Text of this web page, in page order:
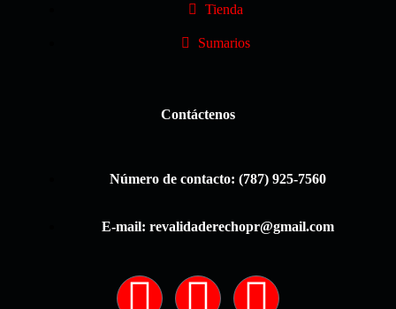
Tienda
Sumarios
Contáctenos
Número de contacto: (787) 925-7560
E-mail: revalidaderechopr@gmail.com